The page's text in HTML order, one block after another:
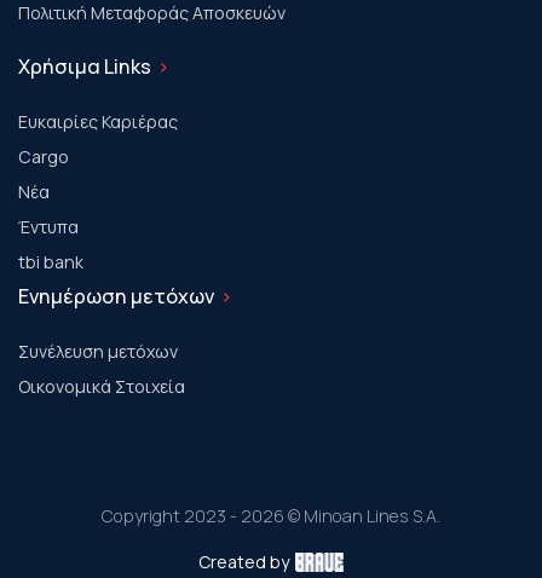
Πολιτική Μεταφοράς Αποσκευών
Χρήσιμα Links
Ευκαιρίες Καριέρας
Cargo
Νέα
Έντυπα
tbi bank
Ενημέρωση μετόχων
Συνέλευση μετόχων
Οικονομικά Στοιχεία
Copyright 2023 - 2026 © Minoan Lines S.A.
Created by